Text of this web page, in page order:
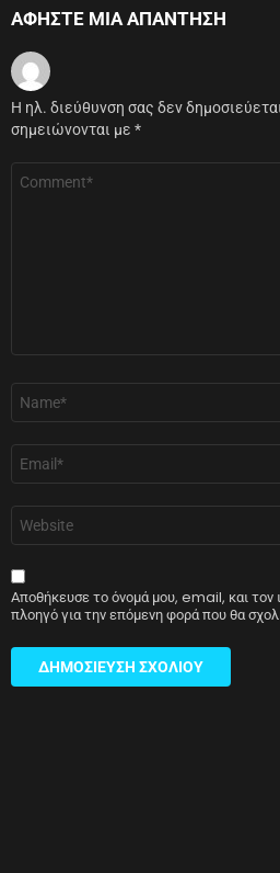
ΑΦΉΣΤΕ ΜΙΑ ΑΠΆΝΤΗΣΗ
Η ηλ. διεύθυνση σας δεν
σημειώνονται με *
Σχόλιο
Όνομα
Email
Ιστότοπος
Αποθήκευσε το όνομά μου, email, και τον
πλοηγό για την επόμενη φορά που θα